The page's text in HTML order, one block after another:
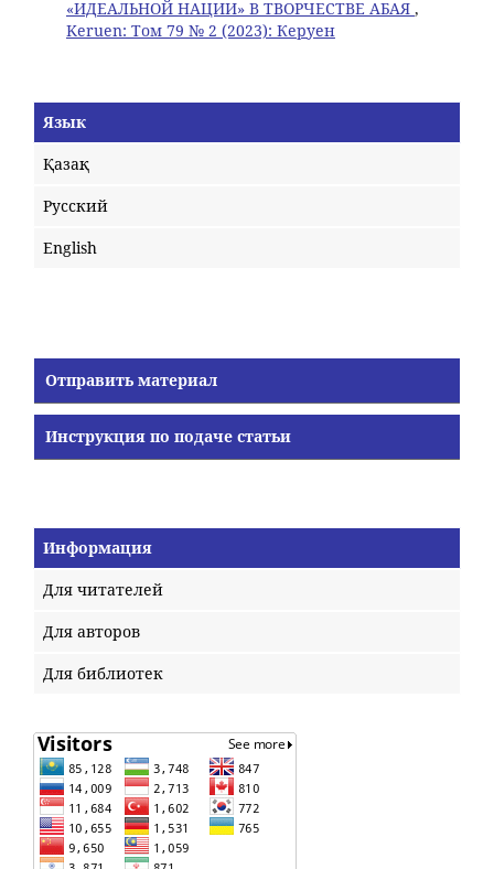
«ИДЕАЛЬНОЙ НАЦИИ» В ТВОРЧЕСТВЕ АБАЯ ,
Keruen: Том 79 № 2 (2023): Керуен
Язык
Қазақ
Русский
English
Отправить материал
Инструкция по подаче статьи
Информация
Для читателей
Для авторов
Для библиотек